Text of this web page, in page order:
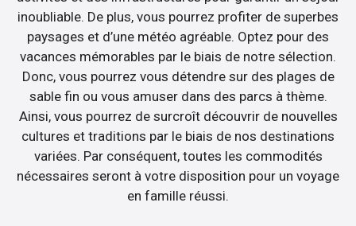
inoubliable. De plus, vous pourrez profiter de superbes
paysages et d’une météo agréable. Optez pour des
vacances mémorables par le biais de notre sélection.
Donc, vous pourrez vous détendre sur des plages de
sable fin ou vous amuser dans des parcs à thème.
Ainsi, vous pourrez de surcroît découvrir de nouvelles
cultures et traditions par le biais de nos destinations
variées. Par conséquent, toutes les commodités
nécessaires seront à votre disposition pour un voyage
en famille réussi.